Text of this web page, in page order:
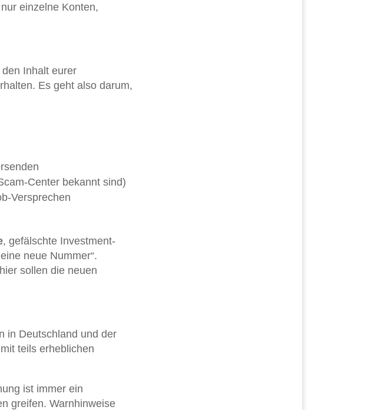
einzelne Konten,
den Inhalt eurer
Es geht also darum,
Center bekannt sind)
Versprechen
, gefälschte Investment-
neue Nummer“.
sollen die neuen
in Deutschland und der
teils erheblichen
ist immer ein
greifen. Warnhinweise